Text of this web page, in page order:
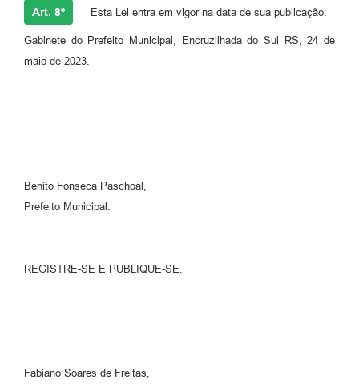
Art. 8º Esta Lei entra em vigor na data de sua publicação.
Gabinete do Prefeito Municipal, Encruzilhada do Sul RS, 24 de
maio de 2023.
Benito Fonseca Paschoal,
Prefeito Municipal.
REGISTRE-SE E PUBLIQUE-SE.
Fabiano Soares de Freitas,